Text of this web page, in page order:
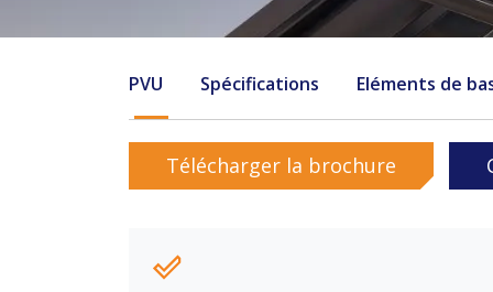
PVU Spécifications Eléments de
Télécharger la brochure